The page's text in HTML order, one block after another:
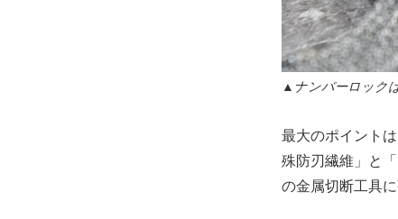
▲ナンバーロック
最大のポイント
殊防刃繊維」と
の金属切断工具